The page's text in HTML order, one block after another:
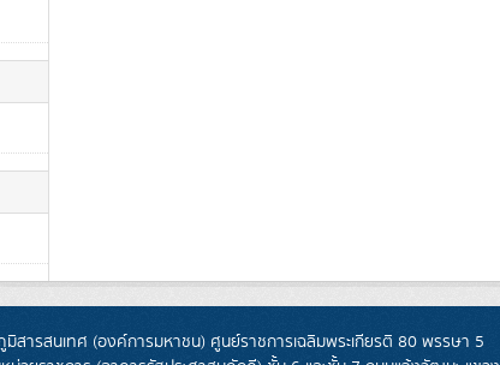
สารสนเทศ (องค์การมหาชน) ศูนย์ราชการเฉลิมพระเกียรติ 80 พรรษา 5